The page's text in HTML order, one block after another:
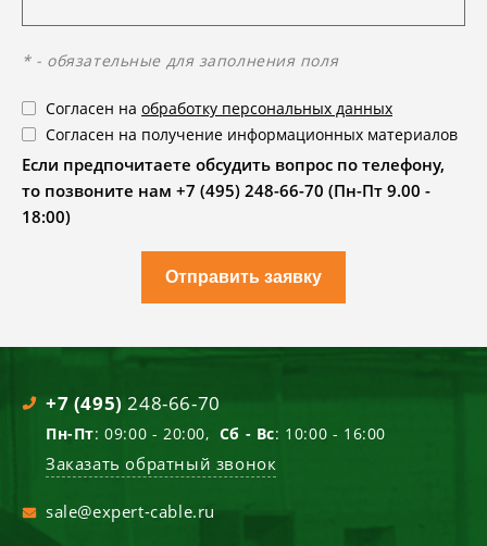
* - обязательные для заполнения поля
Согласен на обработку персональных данных
Согласен на получение информационных материалов
Если предпочитаете обсудить вопрос по телефону,
то позвоните нам +7 (495) 248-66-70 (Пн-Пт 9.00 -
18:00)
Отправить заявку
+7 (495) 248-66-70
Пн-Пт: 09:00 - 20:00, Сб - Вс: 10:00 - 16:00
Заказать обратный звонок
sale@expert-cable.ru